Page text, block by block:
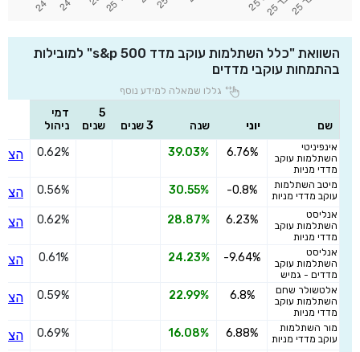
השוואת "כלל השתלמות עוקב מדד s&p 500" למובילות
בהתמחות עוקבי מדדים
גללו שמאלה למידע נוסף
שם יוני שנה 3 שנים
5
שנים
דמי
ניהול
אינפיניטי
השתלמות עוקב
מדדי מניות
6.76%
39.03%
0.62%
מיטב השתלמות
עוקב מדדי מניות
-0.8%
30.55%
0.56%
אנליסט
השתלמות עוקב
מדדי מניות
6.23%
28.87%
0.62%
אנליסט
השתלמות עוקב
מדדים - גמיש
-9.64%
24.23%
0.61%
אלטשולר שחם
השתלמות עוקב
מדדי מניות
6.8%
22.99%
0.59%
מור השתלמות
עוקב מדדי מניות
6.88%
16.08%
0.69%